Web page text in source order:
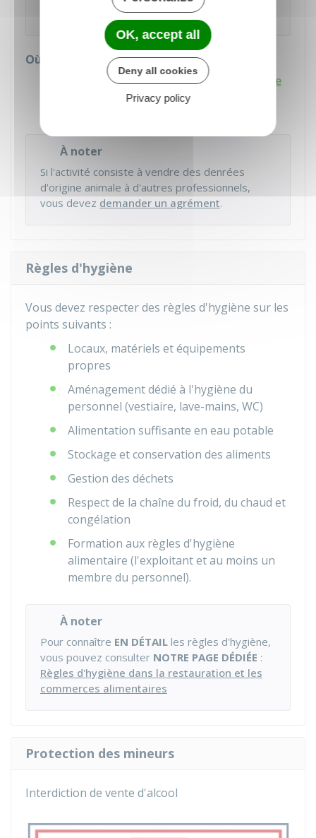
Ministère chargé de l'agriculture
Où s'adresser ?
Direction départementale en charge
de l'emploi, du travail et des solidarités
À noter
Si l'activité consiste à vendre des denrées
d'origine animale à d'autres professionnels,
vous devez demander un agrément.
Règles d'hygiène
Vous devez respecter des règles d'hygiène sur les
points suivants :
Locaux, matériels et équipements
propres
Aménagement dédié à l'hygiène du
personnel (vestiaire, lave-mains, WC)
Alimentation suffisante en eau potable
Stockage et conservation des aliments
Gestion des déchets
Respect de la chaîne du froid, du chaud et
congélation
Formation aux règles d'hygiène
alimentaire (l'exploitant et au moins un
membre du personnel).
À noter
Pour connaître EN DÉTAIL les règles d'hygiène,
vous pouvez consulter NOTRE PAGE DÉDIÉE :
Règles d'hygiène dans la restauration et les
commerces alimentaires
Protection des mineurs
Interdiction de vente d'alcool
OK, accept all
Deny all cookies
Privacy policy